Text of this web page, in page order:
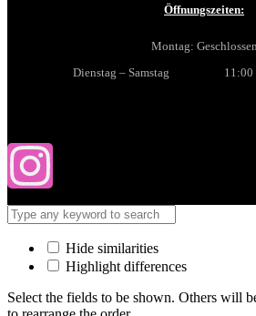
Öffnungszeiten:
Montag: Geschlossen
Dienstag – Samstag 11:00
Hide similarities
Highlight differences
Select the fields to be shown. Others will